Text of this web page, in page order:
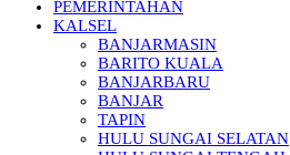
PEMERINTAHAN
KALSEL
BANJARMASIN
BARITO KUALA
BANJARBARU
BANJAR
TAPIN
HULU SUNGAI SELATAN